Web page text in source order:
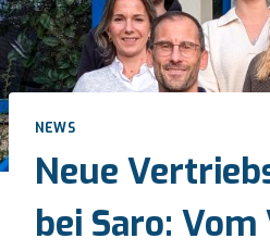
NEWS
Neue
bei Saro: